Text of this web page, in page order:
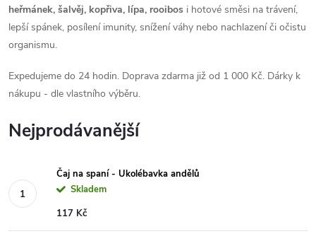
heřmánek, šalvěj, kopřiva, lípa, rooibos i hotové směsi na trávení,
lepší spánek, posílení imunity, snížení váhy nebo nachlazení či očistu
organismu.
Expedujeme do 24 hodin. Doprava zdarma již od 1 000 Kč. Dárky k
nákupu - dle vlastního výběru.
Nejprodávanější
Čaj na spaní - Ukolébavka andělů
Skladem
117 Kč